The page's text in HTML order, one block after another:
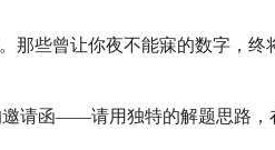
那些曾让你夜不能寐的数字，终
邀请函——请用独特的解题思路，